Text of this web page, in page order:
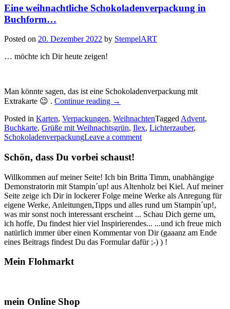
Eine weihnachtliche Schokoladenverpackung in
Buchform…
Posted on 20. Dezember 2022 by StempelART
… möchte ich Dir heute zeigen!
Man könnte sagen, das ist eine Schokoladenverpackung mit
Extrakarte 😉 . Continue reading
„Eine
Schokoladenverpackung
in
Buchform…“
→
Posted in Karten, Verpackungen, WeihnachtenTagged Advent,
Buchkarte, Grüße mit Weihnachtsgrün, Ilex, Lichterzauber,
SchokoladenverpackungLeave a comment
Schön, dass Du vorbei schaust!
Willkommen auf meiner Seite! Ich bin Britta Timm, unabhängige
Demonstratorin mit Stampin´up! aus Altenholz bei Kiel. Auf meiner
Seite zeige ich Dir in lockerer Folge meine Werke als Anregung für
eigene Werke, Anleitungen,Tipps und alles rund um Stampin´up!,
was mir sonst noch interessant erscheint ... Schau Dich gerne um,
ich hoffe, Du findest hier viel Inspirierendes... ...und ich freue mich
natürlich immer über einen Kommentar von Dir (gaaanz am Ende
eines Beitrags findest Du das Formular dafür ;-) ) !
Mein Flohmarkt
mein Online Shop